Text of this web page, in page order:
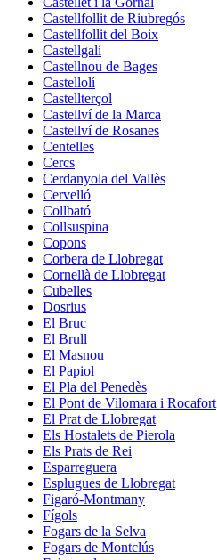
Castellfollit de Riubregós
Castellfollit del Boix
Castellgalí
Castellnou de Bages
Castellolí
Castellterçol
Castellví de la Marca
Castellví de Rosanes
Centelles
Cercs
Cerdanyola del Vallès
Cervelló
Collbató
Collsuspina
Copons
Corbera de Llobregat
Cornellà de Llobregat
Cubelles
Dosrius
El Bruc
El Brull
El Masnou
El Papiol
El Pla del Penedès
El Pont de Vilomara i Rocafort
El Prat de Llobregat
Els Hostalets de Pierola
Els Prats de Rei
Esparreguera
Esplugues de Llobregat
Figaró-Montmany
Fígols
Fogars de la Selva
Fogars de Montclús